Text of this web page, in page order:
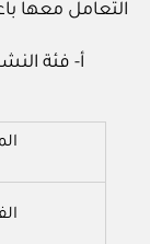
التعامل معها
أ- فئة